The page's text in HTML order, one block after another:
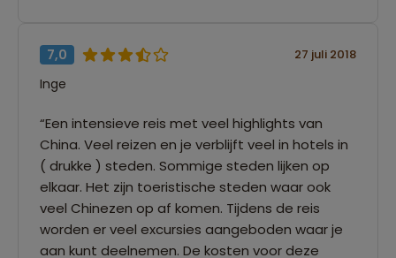
7,0 27 juli 2018
Inge
“Een intensieve reis met veel highlights van
China. Veel reizen en je verblijft veel in hotels in
( drukke ) steden. Sommige steden lijken op
elkaar. Het zijn toeristische steden waar ook
veel Chinezen op af komen. Tijdens de reis
worden er veel excursies aangeboden waar je
aan kunt deelnemen. De kosten voor deze